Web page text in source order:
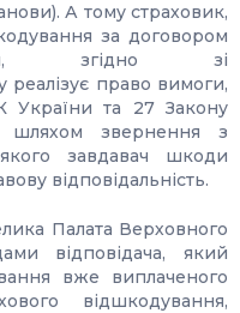
А тому страховик,
за договором
згідно зі
реалізує право вимоги,
України та 27 Закону
шляхом звернення з
завдавач шкоди
відповідальність.
Палата Верховного
відповідача, який
вже виплаченого
відшкодування,